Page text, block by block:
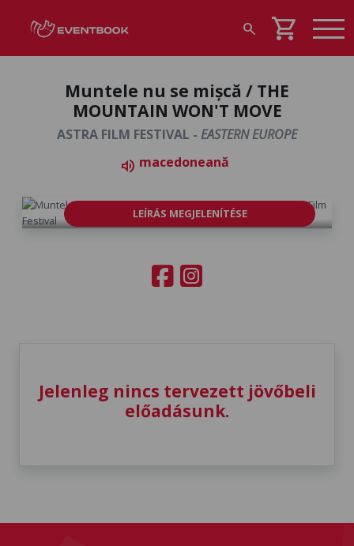
search shopping_cart
Muntele nu se mișcă / THE
MOUNTAIN WON'T MOVE
ASTRA FILM FESTIVAL - EASTERN EUROPE
volume_up macedoneană
LEÍRÁS MEGJELENÍTÉSE
Jelenleg nincs tervezett jövőbeli
előadásunk.